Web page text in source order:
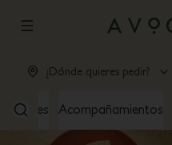
Abrir menu de navegación
¿Dónde quieres pedir?
Acompañamientos